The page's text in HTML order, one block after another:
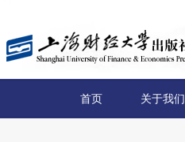
首页 关于我们